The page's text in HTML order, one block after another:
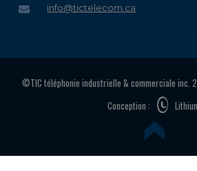
info@tictelecom.ca
©TIC téléphonie industrielle & commerciale inc.
Conception :